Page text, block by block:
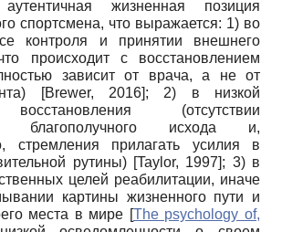
аутентичная жизненная позиция
спортсмена, что выражается: 1) во
контроля и принятии внешнего
происходит с восстановлением
зависит от врача, а не от
[Brewer, 2016]; 2) в низкой
(отсутствии
благополучного исхода и,
стремления прилагать усилия в
рутины) [Taylor, 1997]; 3) в
целей реабилитации, иначе
картины жизненного пути и
места в мире [The psychology of,